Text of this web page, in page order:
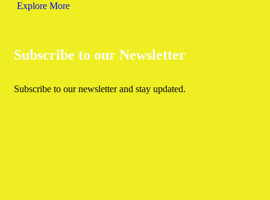
Explore More
Subscribe to our Newsletter
Subscribe to our newsletter and stay updated.